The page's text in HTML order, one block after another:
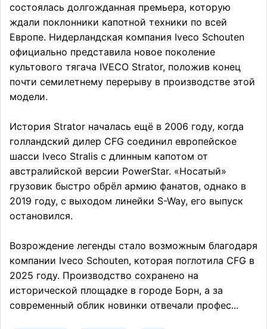
состоялась долгожданная премьера, которую
ждали поклонники капотной техники по всей
Европе. Нидерландская компания Iveco Schouten
официально представила новое поколение
культового тягача IVECO Strator, положив конец
почти семилетнему перерыву в производстве этой
модели.
История Strator началась ещё в 2006 году, когда
голландский дилер CFG соединил европейское
шасси Iveco Stralis с длинным капотом от
австралийской версии PowerStar. «Носатый»
грузовик быстро обрёл армию фанатов, однако в
2019 году, с выходом линейки S-Way, его выпуск
остановился.
Возрождение легенды стало возможным благодаря
компании Iveco Schouten, которая поглотила CFG в
2025 году. Производство сохранено на
исторической площадке в городе Борн, а за
современный облик новинки отвечали профес...